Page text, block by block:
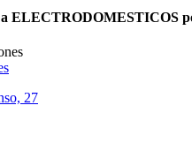
a ELECTRODOMESTICOS
27